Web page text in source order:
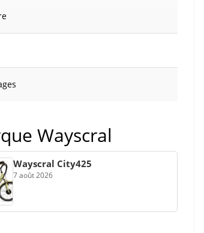
Wayscral
Wayscral City425
7 août 2026